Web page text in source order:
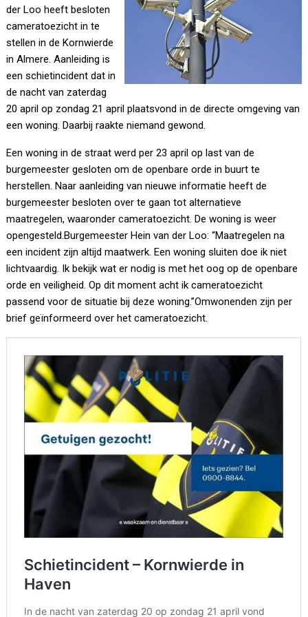
der Loo heeft besloten
cameratoezicht in te
stellen in de Kornwierde
in Almere. Aanleiding is
een schietincident dat in
de nacht van zaterdag
20 april op zondag 21 april plaatsvond in de directe omgeving van
een woning. Daarbij raakte niemand gewond.
Een woning in de straat werd per 23 april op last van de
burgemeester gesloten om de openbare orde in buurt te
herstellen. Naar aanleiding van nieuwe informatie heeft de
burgemeester besloten over te gaan tot alternatieve
maatregelen, waaronder cameratoezicht. De woning is weer
opengesteld.Burgemeester Hein van der Loo: “Maatregelen na
een incident zijn altijd maatwerk. Een woning sluiten doe ik niet
lichtvaardig. Ik bekijk wat er nodig is met het oog op de openbare
orde en veiligheid. Op dit moment acht ik cameratoezicht
passend voor de situatie bij deze woning.”Omwonenden zijn per
brief geïnformeerd over het cameratoezicht.